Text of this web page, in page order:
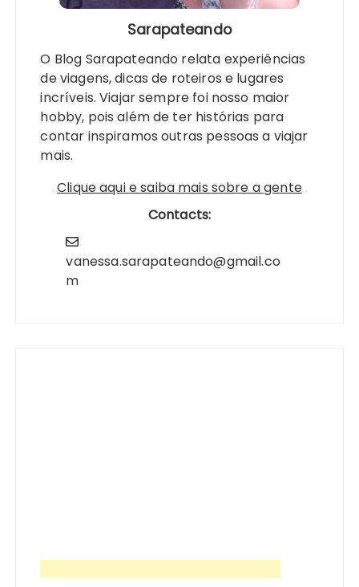
Sarapateando
O Blog Sarapateando relata experiências
de viagens, dicas de roteiros e lugares
incríveis. Viajar sempre foi nosso maior
hobby, pois além de ter histórias para
contar inspiramos outras pessoas a viajar
mais.
Clique aqui e saiba mais sobre a gente
Contacts:
vanessa.sarapateando@gmail.co
m